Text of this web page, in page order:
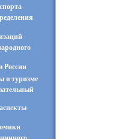
России
в туризме